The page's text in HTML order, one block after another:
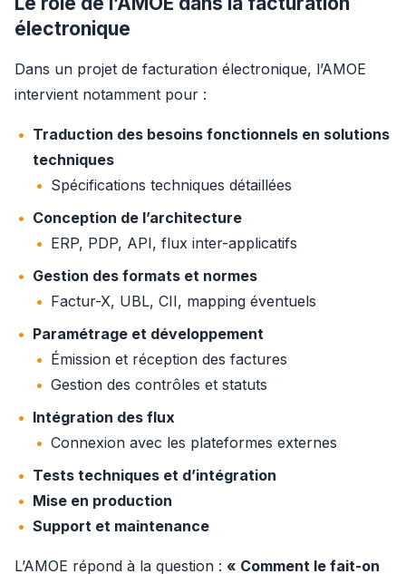
électronique
Dans un projet de facturation électronique, l’AMOE
intervient notamment pour :
Traduction des besoins fonctionnels en solutions
techniques
Spécifications techniques détaillées
Conception de l’architecture
ERP, PDP, API, flux inter-applicatifs
Gestion des formats et normes
Factur-X, UBL, CII, mapping éventuels
Paramétrage et développement
Émission et réception des factures
Gestion des contrôles et statuts
Intégration des flux
Connexion avec les plateformes externes
Tests techniques et d’intégration
Mise en production
Support et maintenance
L’AMOE répond à la question : « Comment le fait-on